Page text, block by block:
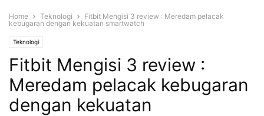
Home Teknologi
Fitbit Mengisi 3 review : Meredam pelacak
kebugaran dengan kekuatan smartwatch
Teknologi
Fitbit Mengisi 3 review :
Meredam pelacak kebugaran
dengan kekuatan